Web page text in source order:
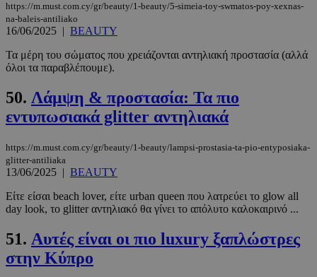
https://m.must.com.cy/gr/beauty/1-beauty/5-simeia-toy-swmatos-poy-xexnas-
na-baleis-antiliako
16/06/2025 | BEAUTY
Τα μέρη του σώματος που χρειάζονται αντηλιακή προστασία (αλλά
όλοι τα παραβλέπουμε).
50. Λάμψη & προστασία: Τα πιο
εντυπωσιακά glitter αντηλιακά
https://m.must.com.cy/gr/beauty/1-beauty/lampsi-prostasia-ta-pio-entyposiaka-
glitter-antiliaka
13/06/2025 | BEAUTY
Είτε είσαι beach lover, είτε urban queen που λατρεύει το glow all
day look, το glitter αντηλιακό θα γίνει το απόλυτο καλοκαιρινό ...
51. Αυτές είναι οι πιο luxury ξαπλώστρες
στην Κύπρο
Μη ταξινομημένα
Τα απολύτως απαραίτητα cookies επιτρέπουν
βασικές λειτουργίες του ιστότοπου, όπως τη
σύνδεση χρήστη και τη διαχείριση λογαριασμού.
Ο ιστότοπος δεν μπορεί να χρησιμοποιηθεί σωστά
Ονοματεπώνυμο
Προμηθευτής
Πεδίο